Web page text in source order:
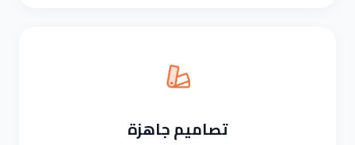
تصاميم جاهزة